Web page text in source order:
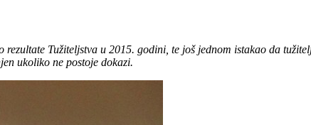
Tužiteljstva u 2015. godini, te još jednom istakao da
ukoliko ne postoje dokazi.